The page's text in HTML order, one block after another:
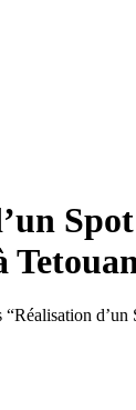
Spot
d’un